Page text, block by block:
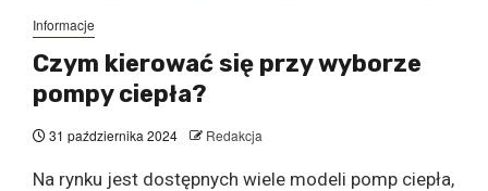
Informacje
Czym kierować się przy wyborze
pompy ciepła?
31 października 2024 Redakcja
Na rynku jest dostępnych wiele modeli pomp ciepła,